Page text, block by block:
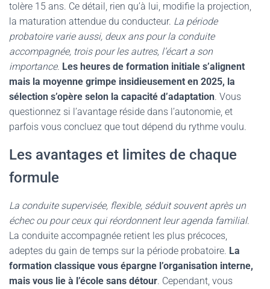
tolère 15 ans. Ce détail, rien qu’à lui, modifie la projection,
la maturation attendue du conducteur. La période
probatoire varie aussi, deux ans pour la conduite
accompagnée, trois pour les autres, l’écart a son
importance. Les heures de formation initiale s’alignent
mais la moyenne grimpe insidieusement en 2025, la
sélection s’opère selon la capacité d’adaptation. Vous
questionnez si l’avantage réside dans l’autonomie, et
parfois vous concluez que tout dépend du rythme voulu.
Les avantages et limites de chaque
formule
La conduite supervisée, flexible, séduit souvent après un
échec ou pour ceux qui réordonnent leur agenda familial.
La conduite accompagnée retient les plus précoces,
adeptes du gain de temps sur la période probatoire. La
formation classique vous épargne l’organisation interne,
mais vous lie à l’école sans détour. Cependant, vous